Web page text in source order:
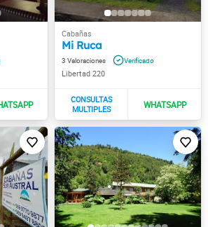
Mi Ruca
3
Libertad 220